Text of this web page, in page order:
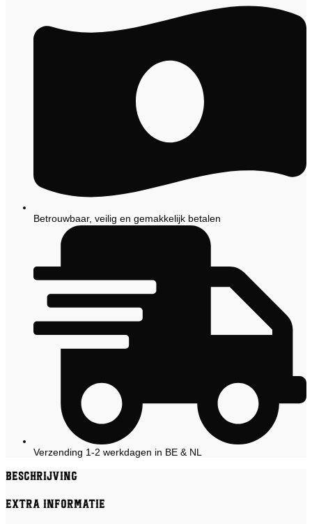
Betrouwbaar, veilig en gemakkelijk betalen
Verzending 1-2 werkdagen in BE & NL
Beschrijving
Extra informatie